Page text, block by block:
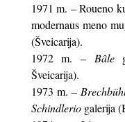
1971 m. – Roueno
modernaus meno
(Šveicarija).
1972 m. – Bâle
Šveicarija).
1973 m. –
Schindleriogalerija